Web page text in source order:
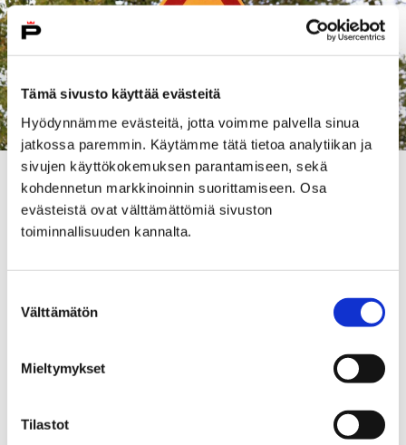
Tämä sivusto käyttää evästeitä
Hyödynnämme evästeitä, jotta voimme palvella sinua
jatkossa paremmin. Käytämme tätä tietoa analytiikan ja
sivujen käyttökokemuksen parantamiseen, sekä
kohdennetun markkinoinnin suorittamiseen. Osa
evästeistä ovat välttämättömiä sivuston
toiminnallisuuden kannalta.
valinta
Välttämätön
Mieltymykset
Tilastot
Tänä aikana kiertoreitti kulkee Karjasillantien ja
Laituritien kautta. Vesijohtotyön aikana
Isojoenrannantien kevyenliikenteen väylä on käytössä.
Porin Vesi pahoittelee työstä aiheutuvaa häiriötä.